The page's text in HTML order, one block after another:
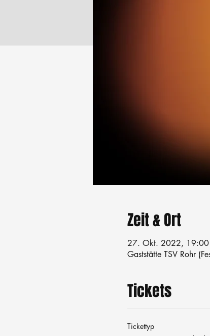
Zeit & Ort
27. Okt. 2022,
Gaststätte TSV Rohr
Tickets
Tickettyp